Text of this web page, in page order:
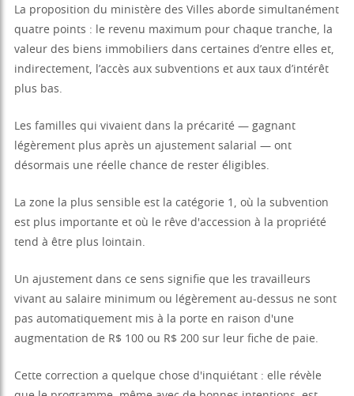
La proposition du ministère des Villes aborde simultanément
quatre points : le revenu maximum pour chaque tranche, la
valeur des biens immobiliers dans certaines d’entre elles et,
indirectement, l’accès aux subventions et aux taux d’intérêt
plus bas.
Les familles qui vivaient dans la précarité — gagnant
légèrement plus après un ajustement salarial — ont
désormais une réelle chance de rester éligibles.
La zone la plus sensible est la catégorie 1, où la subvention
est plus importante et où le rêve d'accession à la propriété
tend à être plus lointain.
Un ajustement dans ce sens signifie que les travailleurs
vivant au salaire minimum ou légèrement au-dessus ne sont
pas automatiquement mis à la porte en raison d'une
augmentation de R$ 100 ou R$ 200 sur leur fiche de paie.
Cette correction a quelque chose d'inquiétant : elle révèle